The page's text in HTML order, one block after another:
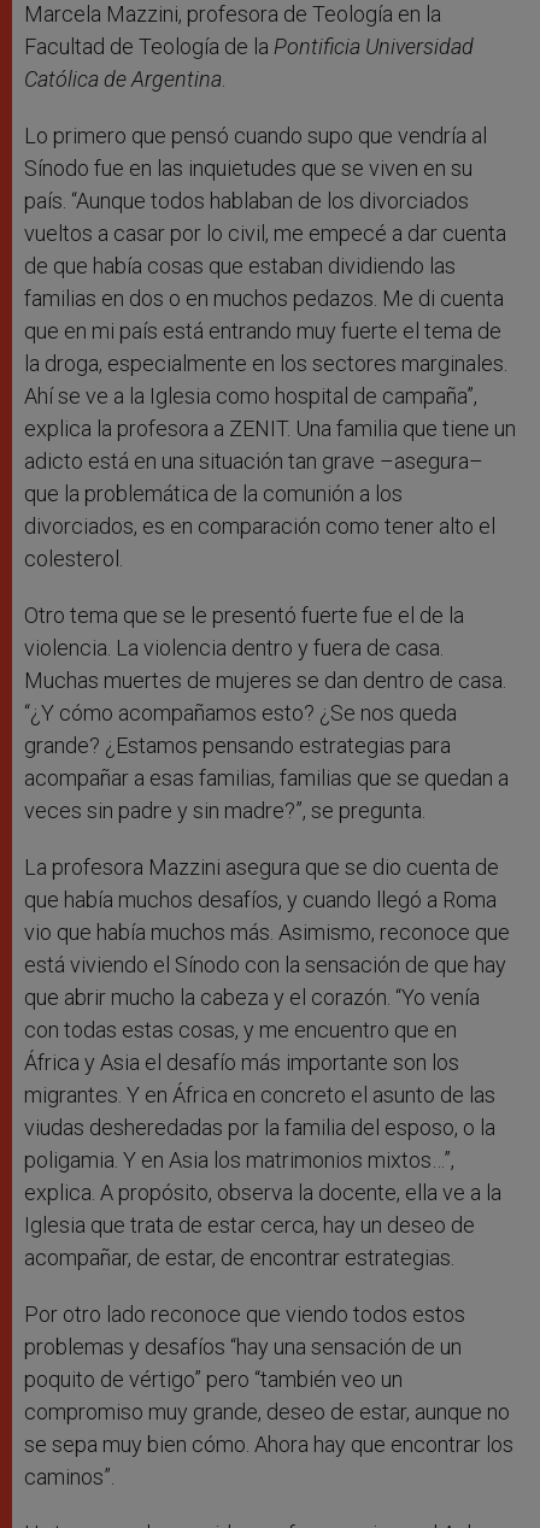
Marcela Mazzini, profesora de Teología en la
Facultad de Teología de la Pontificia Universidad
Católica de Argentina.
Lo primero que pensó cuando supo que vendría al
Sínodo fue en las inquietudes que se viven en su
país. “Aunque todos hablaban de los divorciados
vueltos a casar por lo civil, me empecé a dar cuenta
de que había cosas que estaban dividiendo las
familias en dos o en muchos pedazos. Me di cuenta
que en mi país está entrando muy fuerte el tema de
la droga, especialmente en los sectores marginales.
Ahí se ve a la Iglesia como hospital de campaña”,
explica la profesora a ZENIT. Una familia que tiene un
adicto está en una situación tan grave –asegura–
que la problemática de la comunión a los
divorciados, es en comparación como tener alto el
colesterol.
Otro tema que se le presentó fuerte fue el de la
violencia. La violencia dentro y fuera de casa.
Muchas muertes de mujeres se dan dentro de casa.
“¿Y cómo acompañamos esto? ¿Se nos queda
grande? ¿Estamos pensando estrategias para
acompañar a esas familias, familias que se quedan a
veces sin padre y sin madre?”, se pregunta.
La profesora Mazzini asegura que se dio cuenta de
que había muchos desafíos, y cuando llegó a Roma
vio que había muchos más. Asimismo, reconoce que
está viviendo el Sínodo con la sensación de que hay
que abrir mucho la cabeza y el corazón. “Yo venía
con todas estas cosas, y me encuentro que en
África y Asia el desafío más importante son los
migrantes. Y en África en concreto el asunto de las
viudas desheredadas por la familia del esposo, o la
poligamia. Y en Asia los matrimonios mixtos…”,
explica. A propósito, observa la docente, ella ve a la
Iglesia que trata de estar cerca, hay un deseo de
acompañar, de estar, de encontrar estrategias.
Por otro lado reconoce que viendo todos estos
problemas y desafíos “hay una sensación de un
poquito de vértigo” pero “también veo un
compromiso muy grande, deseo de estar, aunque no
se sepa muy bien cómo. Ahora hay que encontrar los
caminos”.